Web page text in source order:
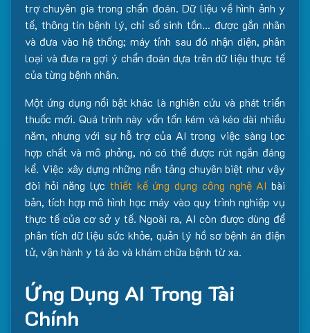
trợ chuyên gia trong chẩn đoán. Dữ liệu về hình ảnh y
tế, thông tin bệnh lý, chỉ số sinh tồn… được gắn nhãn
và đưa vào hệ thống; máy tính sau đó nhận diện, phân
loại và đưa ra gợi ý chẩn đoán dựa trên dữ liệu thực tế
của từng bệnh nhân.
Một ứng dụng nổi bật khác là nghiên cứu và phát triển
thuốc mới. Quá trình này vốn tốn kém và kéo dài nhiều
năm, nhưng với sự hỗ trợ của AI trong việc sàng lọc
hợp chất và mô phỏng, nó có thể được rút ngắn đáng
kể. Việc xây dựng những nền tảng chuyên biệt như vậy
đòi hỏi năng lực thiết kế ứng dụng công nghệ AI bài
bản, tích hợp mô hình học máy vào quy trình nghiệp vụ
thực tế của cơ sở y tế. Ngoài ra, AI còn được dùng để
phân tích dữ liệu sức khỏe, quản lý hồ sơ bệnh án điện
tử, vận hành y tá ảo và khám chữa bệnh từ xa.
Ứng Dụng AI Trong Tài
Chính